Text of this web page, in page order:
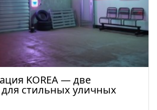
KOREA — две
стильных уличных